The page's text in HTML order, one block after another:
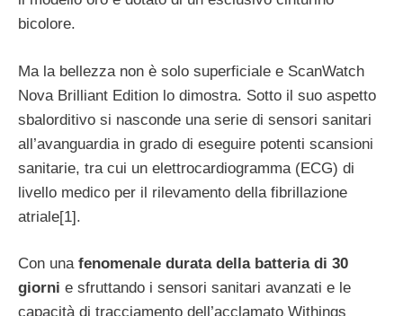
bicolore.
Ma la bellezza non è solo superficiale e ScanWatch
Nova Brilliant Edition lo dimostra. Sotto il suo aspetto
sbalorditivo si nasconde una serie di sensori sanitari
all’avanguardia in grado di eseguire potenti scansioni
sanitarie, tra cui un elettrocardiogramma (ECG) di
livello medico per il rilevamento della fibrillazione
atriale[1].
Con una fenomenale durata della batteria di 30
giorni e sfruttando i sensori sanitari avanzati e le
capacità di tracciamento dell’acclamato Withings